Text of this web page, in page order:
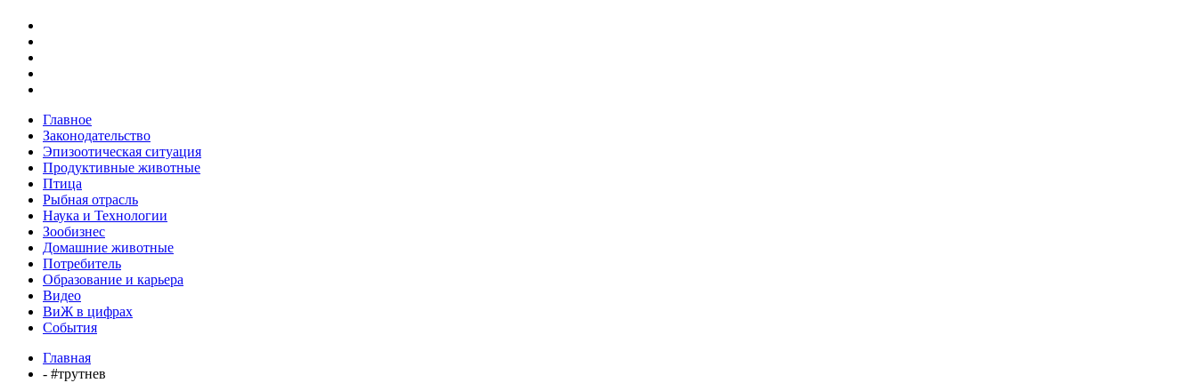
Главное
Законодательство
Эпизоотическая ситуация
Продуктивные животные
Птица
Рыбная отрасль
Наука и Технологии
Зообизнес
Домашние животные
Потребитель
Образование и карьера
Видео
ВиЖ в цифрах
События
Главная
- #трутнев